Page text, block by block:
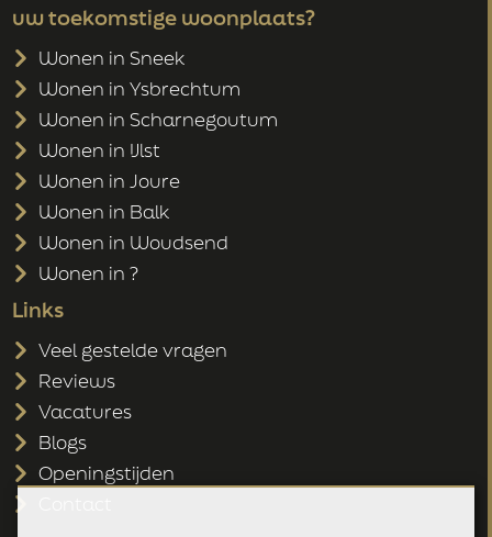
uw toekomstige woonplaats?
Wonen in Sneek
Wonen in Ysbrechtum
Wonen in Scharnegoutum
Wonen in IJlst
Wonen in Joure
Wonen in Balk
Wonen in Woudsend
Wonen in ?
Links
Veel gestelde vragen
Reviews
Vacatures
Blogs
Openingstijden